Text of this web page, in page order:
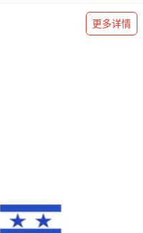
更多详情
Star Shipping